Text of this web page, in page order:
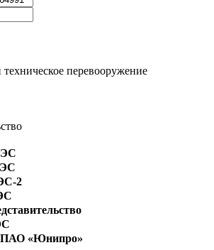
перевооружение
2
ПАО «Юнипро»